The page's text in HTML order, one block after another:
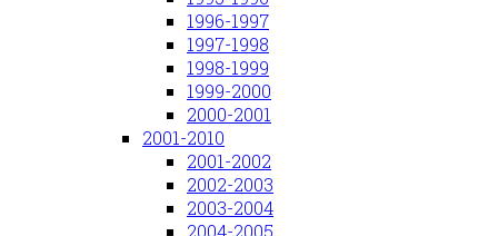
1996-1997
1997-1998
1998-1999
1999-2000
2000-2001
2001-2010
2001-2002
2002-2003
2003-2004
2004-2005